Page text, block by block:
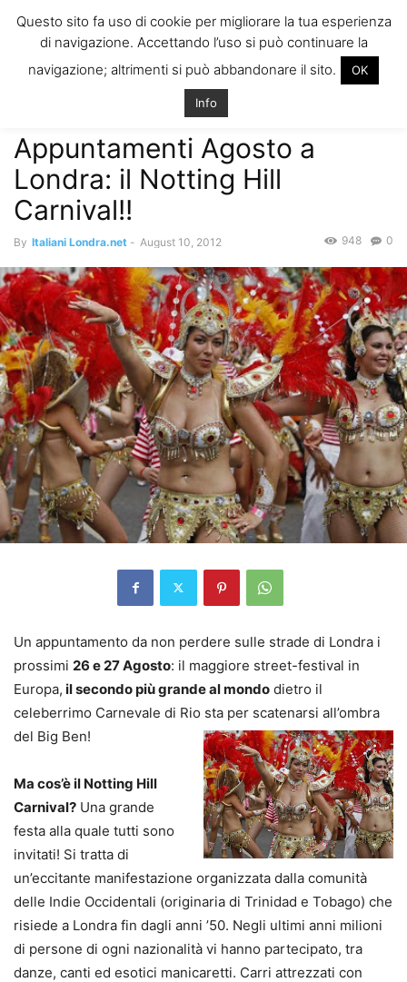
ITALIANI A
LONDRA
Il blog degli Italiani nella rebel city
Home Eventi, Svago and More
Appuntamenti Agosto a Londra: il
Appuntamenti Agosto a
Londra: il Notting Hill
Carnival!!
By Italiani Londra.net - August 10, 2012 0
948
Un appuntamento da non perdere sulle strade di Londra i
prossimi 26 e 27 Agosto: il maggiore street-festival in
Europa, il secondo più grande al mondo dietro il
celeberrimo Carnevale di Rio sta per scatenarsi all’ombra
del Big Ben!
Ma cos’è il Notting Hill
Carnival? Una grande
festa alla quale tutti sono
invitati! Si tratta di
un’eccitante manifestazione organizzata dalla comunità
delle Indie Occidentali (originaria di Trinidad e Tobago) che
risiede a Londra fin dagli anni ’50. Negli ultimi anni milioni
di persone di ogni nazionalità vi hanno partecipato, tra
danze, canti ed esotici manicaretti. Carri attrezzati con
Questo sito fa uso di cookie per migliorare la tua esperienza
di navigazione. Accettando l’uso si può continuare la
navigazione; altrimenti si può abbandonare il sito.
OK
Info